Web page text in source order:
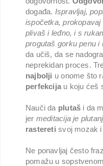
događa. Ispravljaj,
ispočetka,
plivaš i leđno, i s
progutaš gorku penu i
da učiš, da se
neprekidan proces.
najbolji u onome što
perfekcija u koju ćeš
Nauči da plutaš i da
jer meditacija je
rasteretisvoj mozak i
Ne ponavljaj često
pomažu u sopstvenom